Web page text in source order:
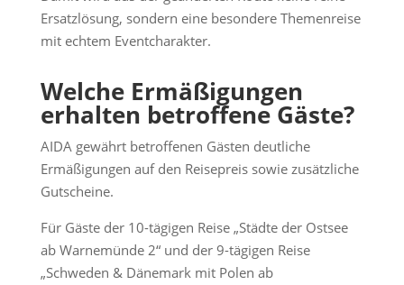
Ersatzlösung, sondern eine besondere Themenreise
mit echtem Eventcharakter.
Welche Ermäßigungen
erhalten betroffene Gäste?
AIDA gewährt betroffenen Gästen deutliche
Ermäßigungen auf den Reisepreis sowie zusätzliche
Gutscheine.
Für Gäste der 10-tägigen Reise „Städte der Ostsee
ab Warnemünde 2“ und der 9-tägigen Reise
„Schweden & Dänemark mit Polen ab